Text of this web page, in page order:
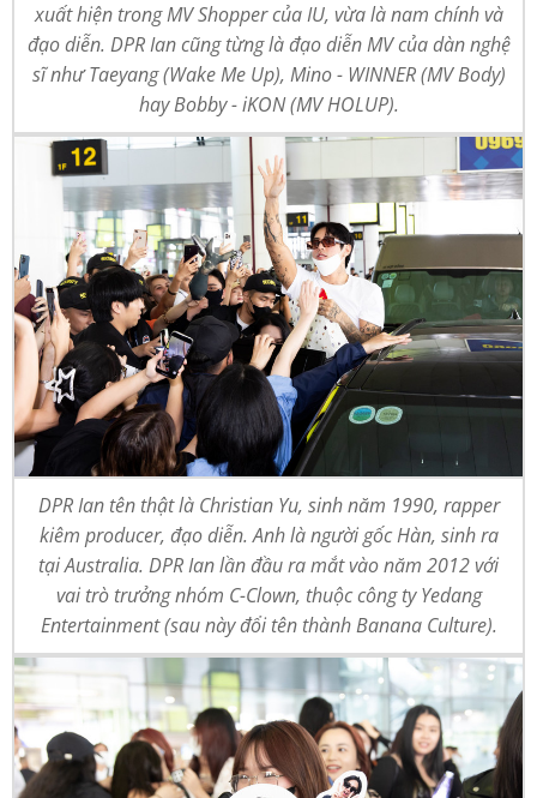
xuất hiện trong MV Shopper của IU, vừa là nam chính và
đạo diễn. DPR Ian cũng từng là đạo diễn MV của dàn nghệ
sĩ như Taeyang (Wake Me Up), Mino - WINNER (MV Body)
hay Bobby - iKON (MV HOLUP).
DPR Ian tên thật là Christian Yu, sinh năm 1990, rapper
kiêm producer, đạo diễn. Anh là người gốc Hàn, sinh ra
tại Australia. DPR Ian lần đầu ra mắt vào năm 2012 với
vai trò trưởng nhóm C-Clown, thuộc công ty Yedang
Entertainment (sau này đổi tên thành Banana Culture).